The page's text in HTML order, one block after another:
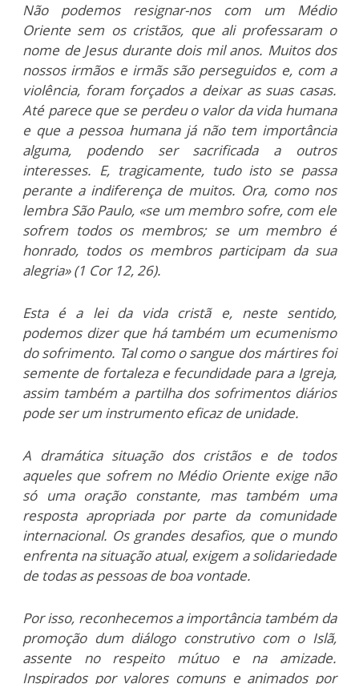
Não podemos resignar-nos com um Médio
Oriente sem os cristãos, que ali professaram o
nome de Jesus durante dois mil anos. Muitos dos
nossos irmãos e irmãs são perseguidos e, com a
violência, foram forçados a deixar as suas casas.
Até parece que se perdeu o valor da vida humana
e que a pessoa humana já não tem importância
alguma, podendo ser sacrificada a outros
interesses. E, tragicamente, tudo isto se passa
perante a indiferença de muitos. Ora, como nos
lembra São Paulo, «se um membro sofre, com ele
sofrem todos os membros; se um membro é
honrado, todos os membros participam da sua
alegria» (1 Cor 12, 26).
Esta é a lei da vida cristã e, neste sentido,
podemos dizer que há também um ecumenismo
do sofrimento. Tal como o sangue dos mártires foi
semente de fortaleza e fecundidade para a Igreja,
assim também a partilha dos sofrimentos diários
pode ser um instrumento eficaz de unidade.
A dramática situação dos cristãos e de todos
aqueles que sofrem no Médio Oriente exige não
só uma oração constante, mas também uma
resposta apropriada por parte da comunidade
internacional. Os grandes desafios, que o mundo
enfrenta na situação atual, exigem a solidariedade
de todas as pessoas de boa vontade.
Por isso, reconhecemos a importância também da
promoção dum diálogo construtivo com o Islã,
assente no respeito mútuo e na amizade.
Inspirados por valores comuns e animados por